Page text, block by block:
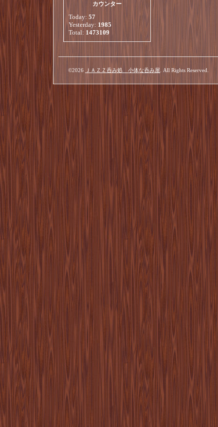
カウンター
Today: 57
Yesterday: 1985
Total: 1473109
©2026 ＪＡＺＺ呑み処 小体な呑み屋 . All Rights Reserved.